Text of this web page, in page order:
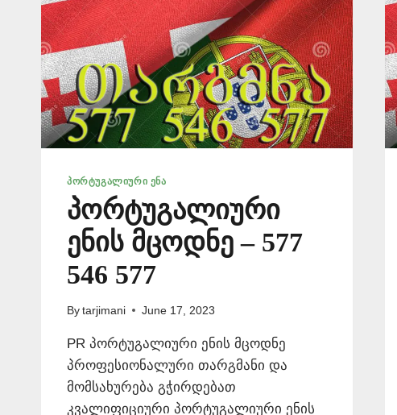
ᲞᲝᲠᲢᲣᲒᲐᲚᲘᲣᲠᲘ ᲔᲜᲐ
პორტუგალიური
ენის მცოდნე – 577
546 577
By tarjimani June 17, 2023
PR პორტუგალიური ენის მცოდნე
პროფესიონალური თარგმანი და
მომსახურება გჭირდებათ
კვალიფიციური პორტუგალიური ენის